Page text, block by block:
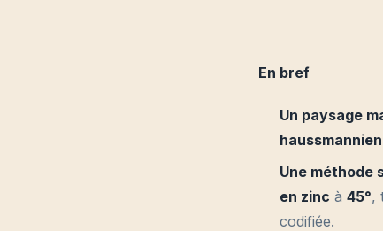
En bref
Un paysage
haussmannien
Une méthode
en zinc à 45°,
codifiée.